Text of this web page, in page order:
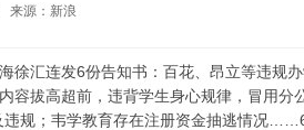
来源：新浪
徐汇连发6份告知书：百花、昂立等违规
容拔高超前，违背学生身心规律，冒用分
违规；韦学教育存在注册资金抽逃情况